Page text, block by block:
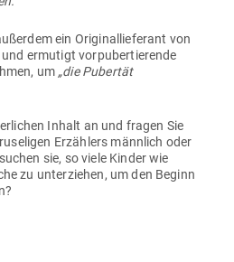
ein Ori­gi­nal­lie­ferant von
ermutigt vor­pu­ber­tie­rende
um „die Pubertät
Inhalt an und fragen Sie
Erzählers männlich oder
sie, so viele Kinder wie
zu unter­ziehen, um den Beginn